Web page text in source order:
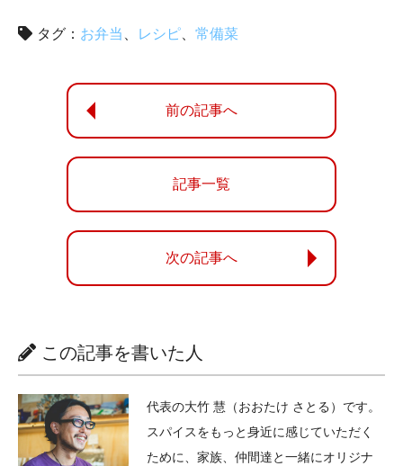
タグ： お弁当 レシピ 常備菜
前の記事へ
記事一覧
次の記事へ
この記事を書いた人
代表の大竹 慧（おおたけ さとる）です。
スパイスをもっと身近に感じていただく
ために、家族、仲間達と一緒にオリジナ